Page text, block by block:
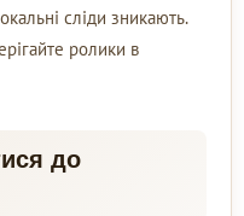
сліди зникають.
ролики в
до